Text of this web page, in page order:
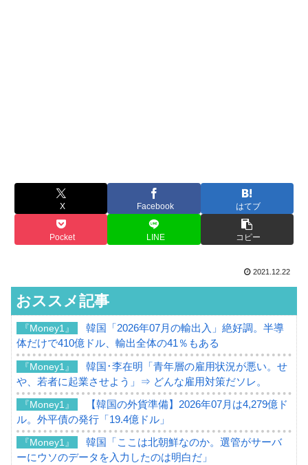
X Facebook はてブ
Pocket LINE コピー
2021.12.22
おススメ記事
『Money1』
韓国「2026年07月の輸出入」絶好調。半導
体だけで410億ドル、輸出全体の41％もある
『Money1』
韓国･李在明「青年層の雇用状況が悪い。せ
や、若者に起業させよう」⇒ どんな雇用対策だソレ。
『Money1』
【韓国の外貨準備】2026年07月は4,279億ド
ル。外平債の発行「19.4億ドル」
『Money1』
韓国「ここは北朝鮮なのか。選管がサーバ
ーにウソのデータを入力したのは明白だ」